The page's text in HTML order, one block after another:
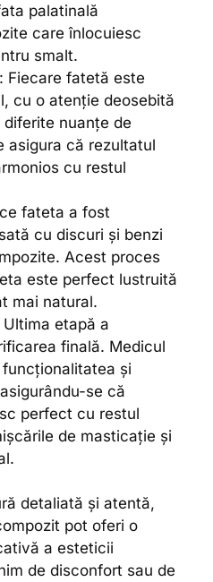
palatinală
care înlocuiesc
smalt.
: Fiecare fatetă este
cu o atenție deosebită
nuanțe de
asigura că rezultatul
cu restul
fateta a fost
cu discuri și benzi
Acest proces
este perfect lustruită
mai natural.
Ultima etapă a
finală. Medicul
și
se că
perfect cu restul
de masticație și
detaliată și atentă,
pot oferi o
a esteticii
de disconfort sau de